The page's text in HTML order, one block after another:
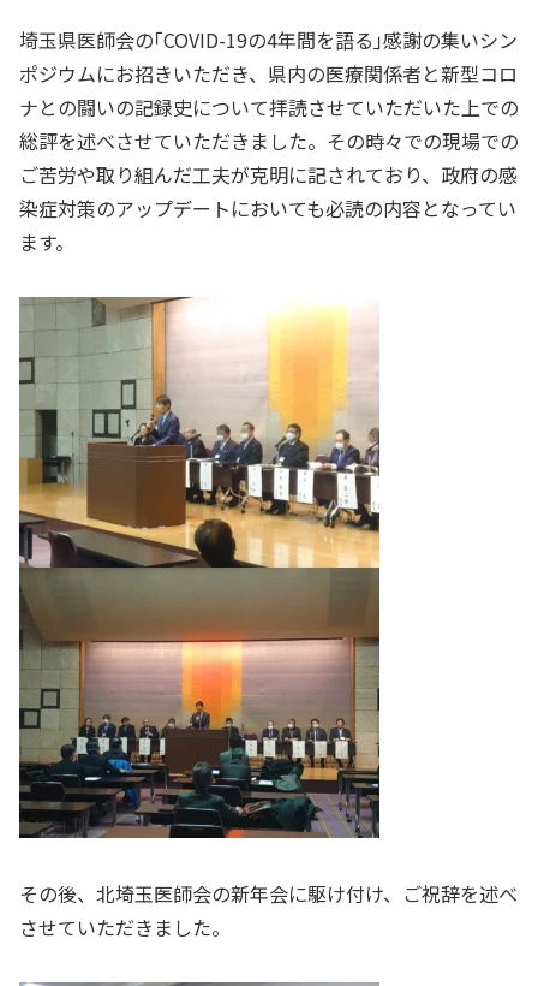
埼玉県医師会の｢COVID-19の4年間を語る｣感謝の集いシン
ポジウムにお招きいただき、県内の医療関係者と新型コロ
ナとの闘いの記録史について拝読させていただいた上での
総評を述べさせていただきました。その時々での現場での
ご苦労や取り組んだ工夫が克明に記されており、政府の感
染症対策のアップデートにおいても必読の内容となってい
ます。
その後、北埼玉医師会の新年会に駆け付け、ご祝辞を述べ
させていただきました。